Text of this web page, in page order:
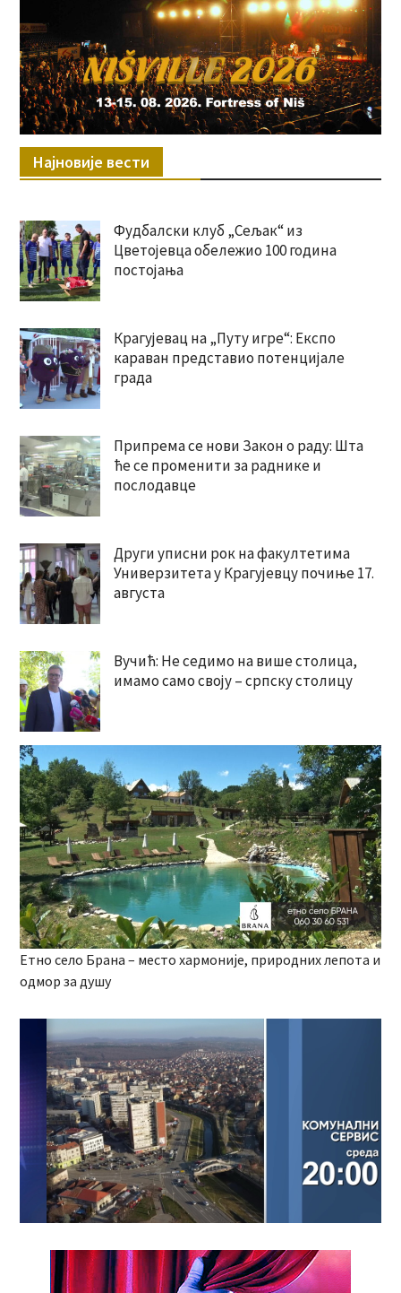
Најновије вести
Фудбалски клуб „Сељак“ из
Цветојевца обележио 100 година
постојања
Крагујевац на „Путу игре“: Експо
караван представио потенцијале
града
Припрема се нови Закон о раду: Шта
ће се променити за раднике и
послодавце
Други уписни рок на факултетима
Универзитета у Крагујевцу почиње 17.
августа
Вучић: Не седимо на више столица,
имамо само своју – српску столицу
Етно село Брана – место хармоније, природних лепота и
одмор за душу